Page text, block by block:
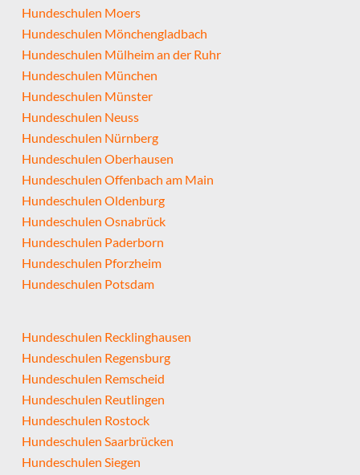
Hundeschulen Moers
Hundeschulen Mönchengladbach
Hundeschulen Mülheim an der Ruhr
Hundeschulen München
Hundeschulen Münster
Hundeschulen Neuss
Hundeschulen Nürnberg
Hundeschulen Oberhausen
Hundeschulen Offenbach am Main
Hundeschulen Oldenburg
Hundeschulen Osnabrück
Hundeschulen Paderborn
Hundeschulen Pforzheim
Hundeschulen Potsdam
Hundeschulen Recklinghausen
Hundeschulen Regensburg
Hundeschulen Remscheid
Hundeschulen Reutlingen
Hundeschulen Rostock
Hundeschulen Saarbrücken
Hundeschulen Siegen